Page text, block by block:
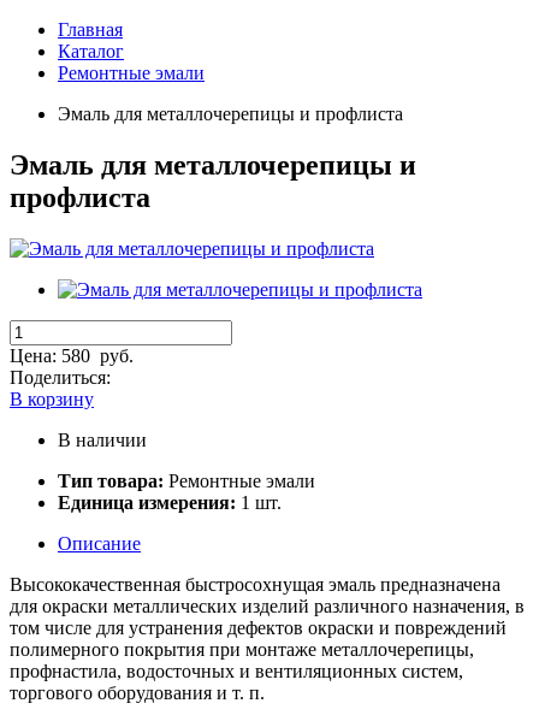
Главная
Каталог
Ремонтные эмали
Эмаль для металлочерепицы и профлиста
Эмаль для металлочерепицы и
профлиста
Цена: 580 руб.
Поделиться:
В корзину
В наличии
Тип товара: Ремонтные эмали
Единица измерения: 1 шт.
Описание
Высококачественная быстросохнущая эмаль предназначена
для окраски металлических изделий различного назначения, в
том числе для устранения дефектов окраски и повреждений
полимерного покрытия при монтаже металлочерепицы,
профнастила, водосточных и вентиляционных систем,
торгового оборудования и т. п.